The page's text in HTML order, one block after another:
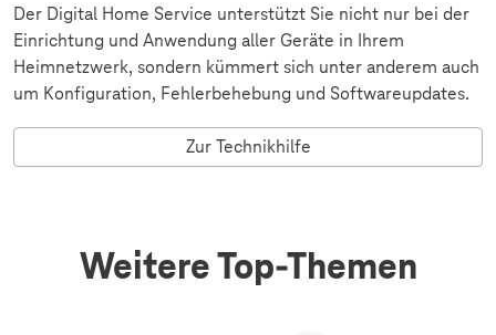
Der Digital Home Service unterstützt Sie nicht nur bei der
Einrichtung und Anwendung aller Geräte in Ihrem
Heimnetzwerk, sondern kümmert sich unter anderem auch
um Konfiguration, Fehlerbehebung und Softwareupdates.
Zur Technikhilfe
Weitere Top-Themen